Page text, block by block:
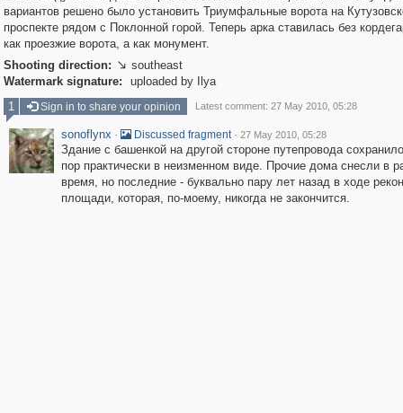
вариантов решено было установить Триумфальные ворота на
проспекте рядом с Поклонной горой. Теперь арка ставилась без
как проезжие ворота, а как монумент.
Shooting direction:  southeast
Watermark signature:
uploaded by Ilya
1
Sign in to share your opinion Latest comment: 27 May 2010, 05:28
sonoflynx · Discussed fragment · 27 May 2010, 05:28
Здание с башенкой на другой стороне путепровода
пор практически в неизменном виде. Прочие дома снесли в
время, но последние - буквально пару лет назад в ходе
площади, которая, по-моему, никогда не закончится.